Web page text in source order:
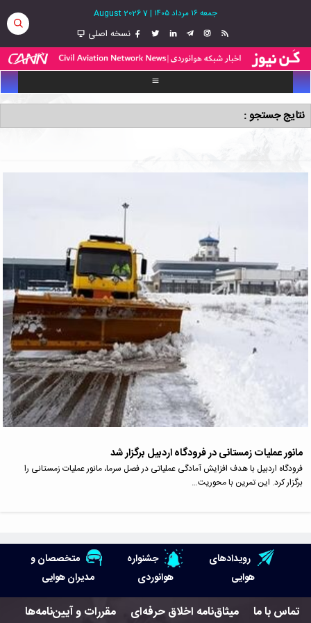
جمعه ۱۶ مرداد ۱۴۰۵ |
7 August 2026
نسخه اصلی
نتایج جستجو :
مانور عملیات زمستانی در فرودگاه اردبیل برگزار شد
فرودگاه اردبیل با هدف افزایش آمادگی عملیاتی در فصل سرما، مانور عملیات زمستانی را
برگزار کرد. این تمرین با محوریت…
رویدادهای
هوایی
جشنواره
هوانوردی
متخصصان و
مدیران هوایی
تماس با ما میثاق‌نامه اخلاق حرفه‌ای مقررات و آیین‌نامه‌ها